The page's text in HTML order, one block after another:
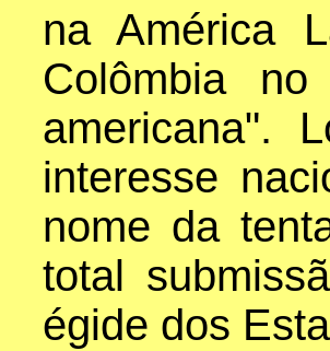
na América
Colômbia
americana".
interesse
nome da
total
égide dos